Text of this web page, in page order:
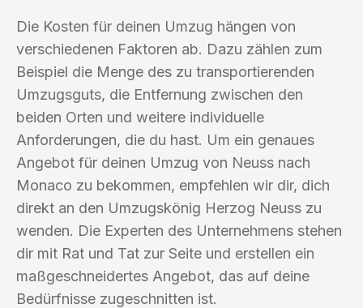
Die Kosten für deinen Umzug hängen von
verschiedenen Faktoren ab. Dazu zählen zum
Beispiel die Menge des zu transportierenden
Umzugsguts, die Entfernung zwischen den
beiden Orten und weitere individuelle
Anforderungen, die du hast. Um ein genaues
Angebot für deinen Umzug von Neuss nach
Monaco zu bekommen, empfehlen wir dir, dich
direkt an den Umzugskönig Herzog Neuss zu
wenden. Die Experten des Unternehmens stehen
dir mit Rat und Tat zur Seite und erstellen ein
maßgeschneidertes Angebot, das auf deine
Bedürfnisse zugeschnitten ist.